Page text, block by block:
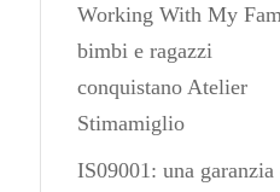
Working With My
bimbi e ragazzi
conquistano Atelier
Stimamiglio
IS09001: una garanzia